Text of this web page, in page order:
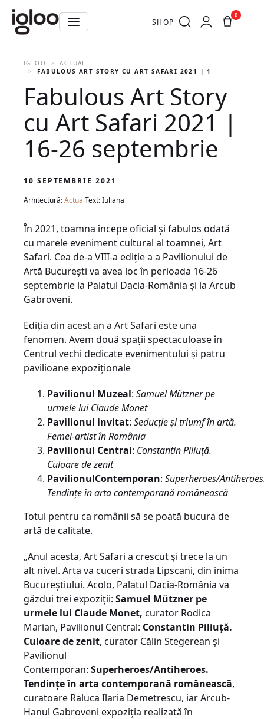
SHOP
0
IGLOO
ACTUAL
FABULOUS ART STORY CU ART SAFARI 2021 | 16-26
Fabulous Art Story
cu Art Safari 2021 |
16-26 septembrie
10 SEPTEMBRIE 2021
Arhitectură:ActualText: Iuliana
În 2021, toamna începe oficial și fabulos odată
cu marele eveniment cultural al toamnei, Art
Safari. Cea de-a VIII-a ediție a a Pavilionului de
Artă București va avea loc în perioada 16-26
septembrie la Palatul Dacia-România și la Arcub
Gabroveni.
Ediția din acest an a Art Safari este una
fenomen. Avem două spații spectaculoase în
Centrul vechi dedicate evenimentului și patru
pavilioane expoziționale
Pavilionul Muzeal: Samuel Mützner pe
urmele lui Claude Monet
Pavilionul invitat: Seducție și triumf în artă.
Femei-artist în România
Pavilionul Central: Constantin Piliuță.
Culoare de zenit
PavilionulContemporan: Superheroes/
Tendințe în arta contemporană românească
Totul pentru ca românii să se poată bucura de
artă de calitate.
„Anul acesta, Art Safari a crescut și trece la un
alt nivel. Arta va cuceri strada Lipscani, din inima
Bucureștiului. Acolo, Palatul Dacia-România va
găzdui trei expoziții: Samuel Mützner pe
urmele lui Claude Monet, curator Rodica
Marian, Pavilionul Central: Constantin Piliuță.
Culoare de zenit, curator Călin Stegerean și
Pavilionul
Contemporan: Superheroes/Antiheroes.
Tendințe în arta contemporană românească,
curatoare Raluca Ilaria Demetrescu, iar Arcub-
Hanul Gabroveni expoziția realizată în